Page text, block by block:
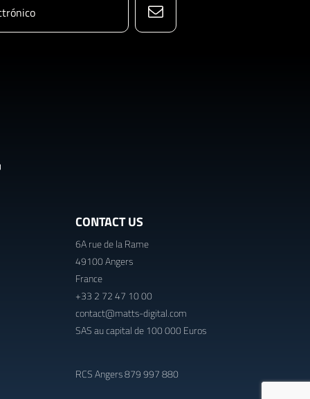
CONTACT US
6A rue de la Rame
49100 Angers
France
+33 2 72 47 10 00
contact@matts-digital.com
SAS au capital de 100 000 Euros
RCS Angers 879 997 880